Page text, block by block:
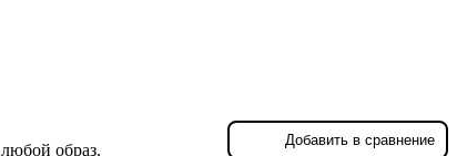
Добавить в сравнение
образ.